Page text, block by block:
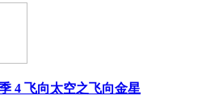
4 飞向太空之飞向金星